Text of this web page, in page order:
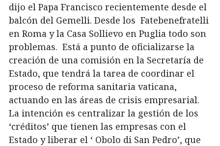
dijo el Papa Francisco recientemente desde el
balcón del Gemelli. Desde los Fatebenefratelli
en Roma y la Casa Sollievo en Puglia todo son
problemas. Está a punto de oficializarse la
creación de una comisión en la Secretaría de
Estado, que tendrá la tarea de coordinar el
proceso de reforma sanitaria vaticana,
actuando en las áreas de crisis empresarial.
La intención es centralizar la gestión de los
‘créditos’ que tienen las empresas con el
Estado y liberar el ‘ Obolo di San Pedro’, que